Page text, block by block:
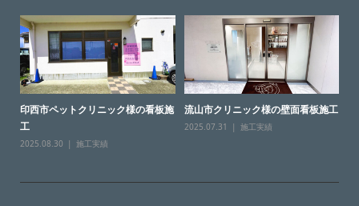
印西市ペットクリニック様の看板施
工
2025.08.30 施工実績
流山市クリニック様の壁面看板施工
2025.07.31 施工実績